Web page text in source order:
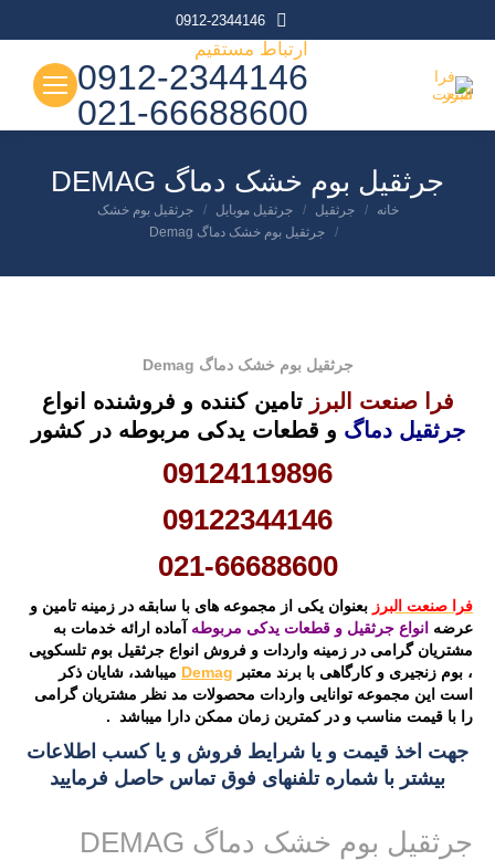
0912-2344146
ارتباط مستقیم
0912-2344146
021-66688600
جرثقیل بوم خشک دماگ DEMAG
شما اینجا هستید:
خانه جرثقیل جرثقیل موبایل
جرثقیل بوم خشک
جرثقیل بوم خشک دماگ Demag
جرثقیل بوم خشک دماگ Demag
فرا صنعت البرز تامین کننده و فروشنده انواع
جرثقیل دماگ و قطعات یدکی مربوطه در کشور
09124119896
09122344146
021-66688600
فرا صنعت البرز بعنوان یکی از مجموعه های با سابقه در زمینه تامین و
عرضه انواع جرثقیل و قطعات یدکی مربوطه
آماده ارائه خدمات به
مشتریان گرامی در زمینه واردات و فروش انواع جرثقیل بوم تلسکوپی
، بوم زنجیری و کارگاهی با برند معتبر Demag میباشد، شایان ذکر
است این مجموعه توانایی واردات محصولات مد نظر مشتریان گرامی
را با قیمت مناسب و در کمترین زمان ممکن دارا میباشد .
جهت اخذ قیمت و یا شرایط فروش و یا کسب اطلاعات
بیشتر با شماره تلفنهای فوق تماس حاصل فرمایید
جرثقیل بوم خشک دماگ DEMAG